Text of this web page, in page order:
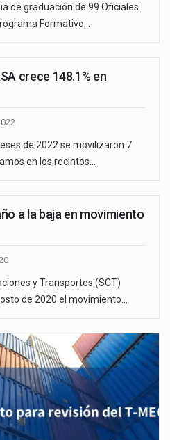
de graduación de 99 Oficiales
Formativo…
crece 148.1% en
de 2022 se movilizaron 7
en los recintos…
a la baja en movimiento
y Transportes (SCT)
de 2020 el movimiento…